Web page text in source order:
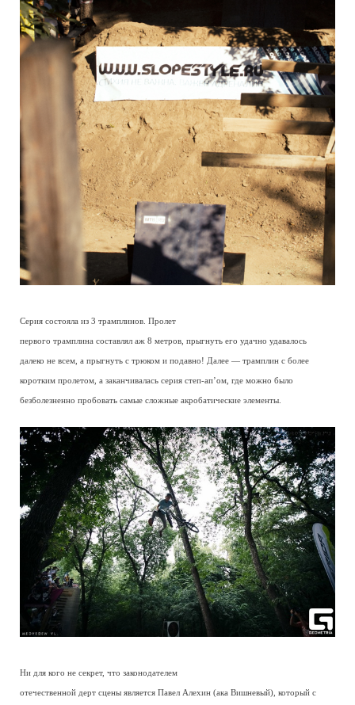
Серия состояла из 3 трамплинов. Пролет
первого трамплина составлял аж 8 метров, прыгнуть его удачно удавалось
далеко не всем, а прыгнуть с трюком и подавно! Далее — трамплин с более
коротким пролетом, а заканчивалась серия степ-ап’ом, где можно было
безболезненно пробовать самые сложные акробатические элементы.
Ни для кого не секрет, что законодателем
отечественной дерт сцены является Павел Алехин (ака Вишневый), который с